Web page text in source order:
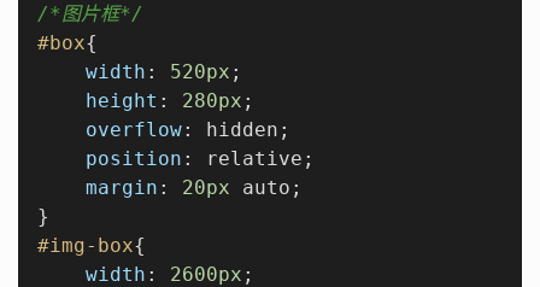
/*图片框*/
#box{
width : 520px ;
height : 280px ;
overflow: hidden;
position : relative;
margin : 20px auto;
#img-box{
width : 2600px ;